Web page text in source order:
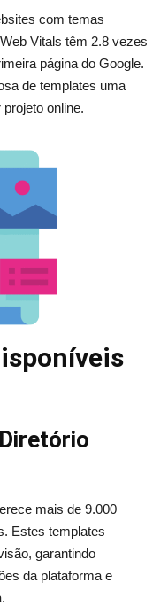
com temas
Vitals têm 2.8 vezes
página do Google.
de templates uma
online.
mais de 9.000
Estes templates
garantindo
da plataforma e